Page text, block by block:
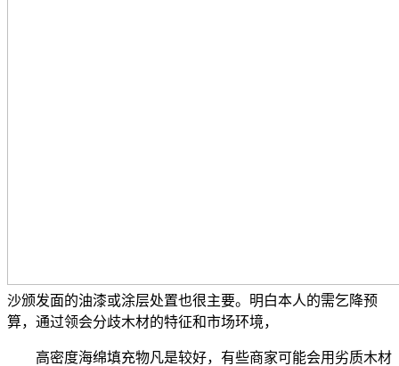
沙颁发面的油漆或涂层处置也很主要。明白本人的需乞降预
算，通过领会分歧木材的特征和市场环境，
高密度海绵填充物凡是较好，有些商家可能会用劣质木材